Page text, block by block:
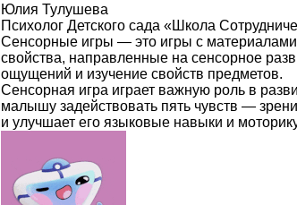
Юлия Тулушева
Психолог Детского сада «Школа
Сенсорные игры — это игры с
свойства, направленные на сенсорное
ощущений и изучение свойств предметов.
Сенсорная игра играет важную роль в
малышу задействовать пять чувств —
и улучшает его языковые навыки и